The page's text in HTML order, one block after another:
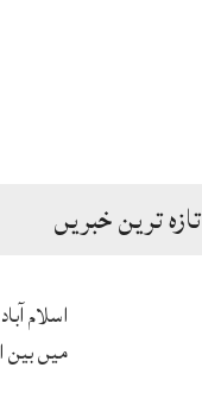
تازہ ترین خبریں
اسلام
میں بین